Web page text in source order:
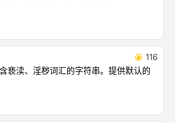
116
亵渎、淫秽词汇的字符串。提供默认的